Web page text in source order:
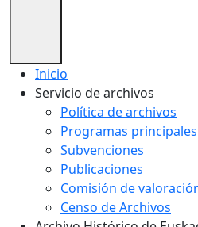
Inicio
Servicio de archivos
Política de archivos
Programas principales
Subvenciones
Publicaciones
Comisión de
Censo de Archivos